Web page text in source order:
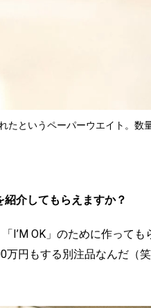
たというペーパーウエイト。数
紹介してもらえますか？
I’M OK」のために作っても
円もする別注品なんだ（笑